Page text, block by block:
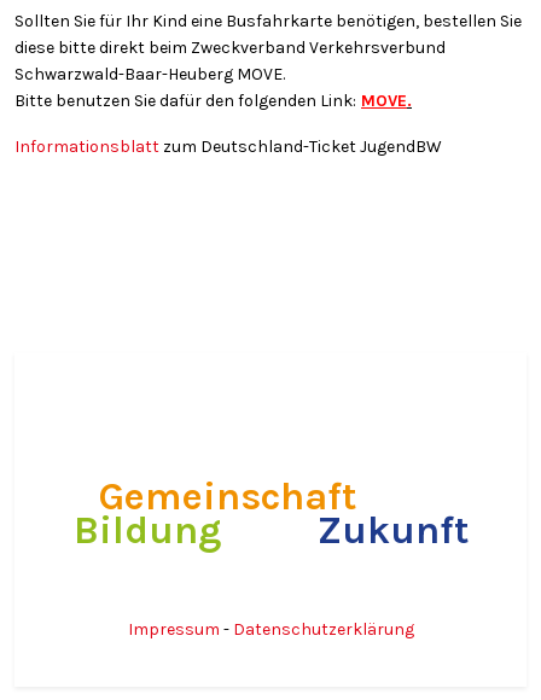
Sollten Sie für Ihr Kind eine Busfahrkarte benötigen, bestellen Sie
diese bitte direkt beim Zweckverband Verkehrsverbund
Schwarzwald-Baar-Heuberg MOVE.
Bitte benutzen Sie dafür den folgenden Link: MOVE.
Informationsblatt zum Deutschland-Ticket JugendBW
Gemeinschaft
Bildung Zukunft
Impressum - Datenschutzerklärung